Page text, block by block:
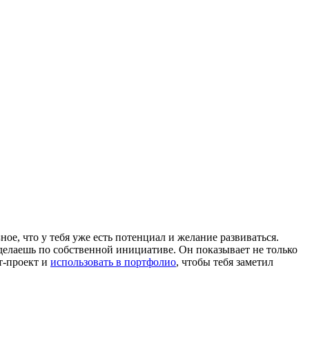
что у тебя уже есть потенциал и желание развиваться.
по собственной инициативе. Он показывает не только
проект и использовать в портфолио, чтобы тебя заметил